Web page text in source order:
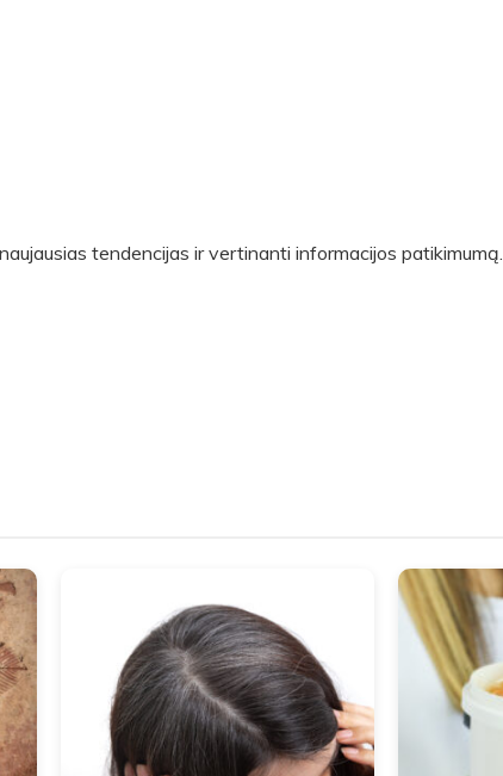
tendencijas ir vertinanti informacijos patikimumą.